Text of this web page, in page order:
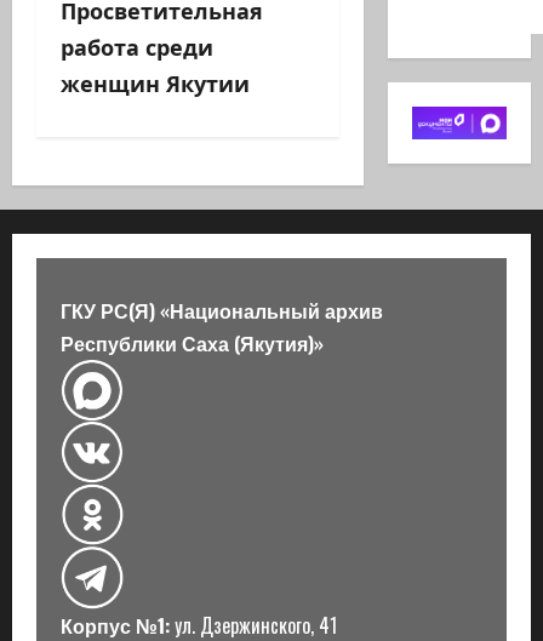
а
ц
з
а
п
и
с
и
Просветительная
работа среди
женщин Якутии
ГКУ РС(Я) «Национальный архив
Республики Саха (Якутия)»
Корпус №1:ул. Дзержинского, 41